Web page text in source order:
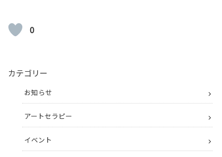
0
カテゴリー
お知らせ
アートセラピー
イベント